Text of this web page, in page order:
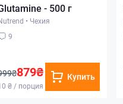
- 500 г
• Чехия
9
879₴
₴ / порция
Купить